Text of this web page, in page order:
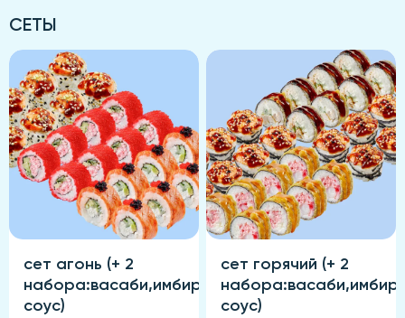
СЕТЫ
сет агонь (+ 2
набора:васаби,имбирь,соевый
соус)
сет горячий (+ 2
соус)